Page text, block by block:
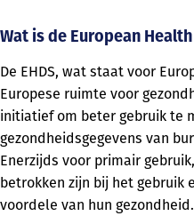
Wat is de European
De EHDS, wat staat voor
Europese ruimte voor
initiatief om beter gebruik te
gezondheidsgegevens van
Enerzijds voor primair
betrokken zijn bij het gebruik
voordele van hun